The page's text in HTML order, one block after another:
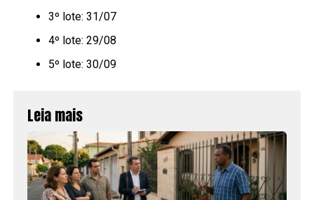
3º lote: 31/07
4º lote: 29/08
5º lote: 30/09
Leia mais